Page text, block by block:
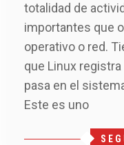
totalidad de
importantes que
operativo o red.
que Linux
pasa en el
Este es uno